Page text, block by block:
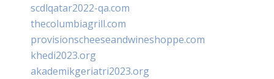
scdlqatar2022-qa.com
thecolumbiagrill.com
provisionscheeseandwineshoppe.com
khedi2023.org
akademikgeriatri2023.org